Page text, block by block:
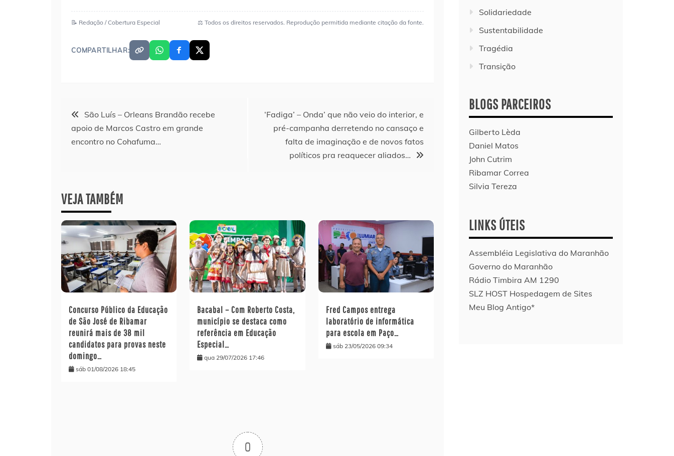
📝 Redação / Cobertura Especial ⚖️ Todos os direitos reservados. Reprodução permitida mediante citação da fonte.
COMPARTILHAR:
Navegação
de
São Luís – Orleans Brandão recebe
apoio de Marcos Castro em grande
encontro no Cohafuma…
‘Fadiga’ – Onda’ que não veio do interior, e
pré-campanha derretendo no cansaço e
falta de imaginação e de novos fatos
políticos pra reaquecer aliados…
VEJA TAMBÉM
Concurso Público da Educação
de São José de Ribamar
reunirá mais de 38 mil
candidatos para provas neste
domingo…
sáb 01/08/2026 18:45
Bacabal – Com Roberto Costa,
município se destaca como
referência em Educação
Especial…
qua 29/07/2026 17:46
Fred Campos entrega
laboratório de informática
para escola em Paço…
sáb 23/05/2026 09:34
0
Solidariedade
Sustentabilidade
Tragédia
Transição
BLOGS PARCEIROS
Gilberto Lèda
Daniel Matos
John Cutrim
Ribamar Correa
Silvia Tereza
LINKS ÚTEIS
Assembléia Legislativa do Maranhão
Governo do Maranhão
Rádio Timbira AM 1290
SLZ HOST Hospedagem de Sites
Meu Blog Antigo*